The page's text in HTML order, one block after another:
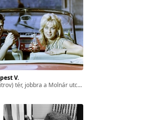
V.
a Molnár utca, szemben a távolban a Gellért-hegy.